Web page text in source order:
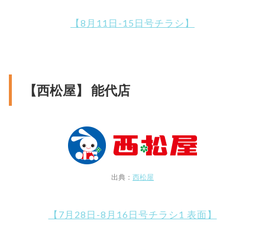
【8月11日-15日号チラシ】
【西松屋】 能代店
出典： 西松屋
【7月28日-8月16日号チラシ1 表面】